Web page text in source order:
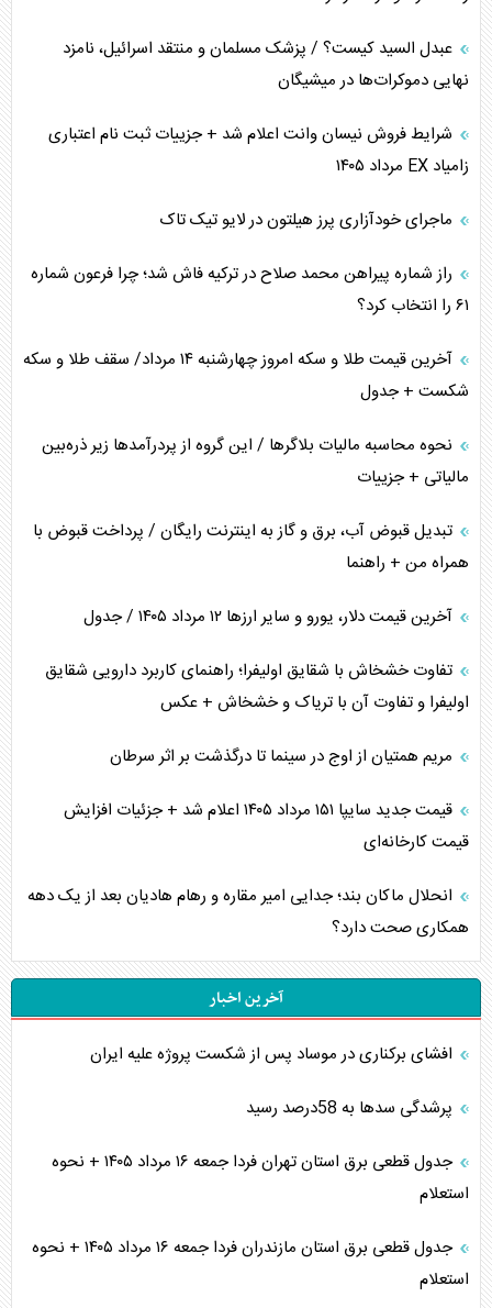
پیام، ظرفیت بالفعل‌نشده تجارت ایران
همسویی عربستان با سنتکام علیه متحدان ایران
ترامپ و توهم خلع سلاح حماس
چرا کویت به دنبال شریک امنیتی جدید است؟
اعتراف غرب به قدرت ایران در تثبیت معادلات
خطای راهبردی ترامپ مقابل برزیل
عبدل السید کیست؟ / پزشک مسلمان و منتقد اسرائیل، نامزد
نهایی دموکرات‌ها در میشیگان
شرایط فروش نیسان وانت اعلام شد + جزییات ثبت نام اعتباری
زامیاد EX مرداد ۱۴۰۵
ماجرای خودآزاری پرز هیلتون در لایو تیک تاک
راز شماره پیراهن محمد صلاح در ترکیه فاش شد؛ چرا فرعون شماره
۶۱ را انتخاب کرد؟
آخرین قیمت طلا و سکه امروز چهارشنبه ۱۴ مرداد/ سقف طلا و سکه
شکست + جدول
نحوه محاسبه مالیات بلاگر‌ها / این گروه از پردرآمد‌ها زیر ذره‌بین
مالیاتی + جزییات
تبدیل قبوض آب، برق و گاز به اینترنت رایگان / پرداخت قبوض با
همراه من + راهنما
آخرین قیمت دلار، یورو و سایر ارز‌ها ۱۲ مرداد ۱۴۰۵ / جدول
تفاوت خشخاش با شقایق اولیفرا؛ راهنمای کاربرد دارویی شقایق
اولیفرا و تفاوت آن با تریاک و خشخاش + عکس
مریم همتیان از اوج در سینما تا درگذشت بر اثر سرطان
قیمت جدید سایپا ۱۵۱ مرداد ۱۴۰۵ اعلام شد + جزئیات افزایش
قیمت کارخانه‌ای
انحلال ماکان بند؛ جدایی امیر مقاره و رهام هادیان بعد از یک دهه
همکاری صحت دارد؟
آخرین اخبار
افشای برکناری در موساد پس از شکست پروژه علیه ایران
پرشدگی سدها به 58درصد رسید
جدول قطعی برق استان تهران فردا جمعه ۱۶ مرداد ۱۴۰۵ + نحوه
استعلام
جدول قطعی برق استان مازندران فردا جمعه ۱۶ مرداد ۱۴۰۵ + نحوه
استعلام